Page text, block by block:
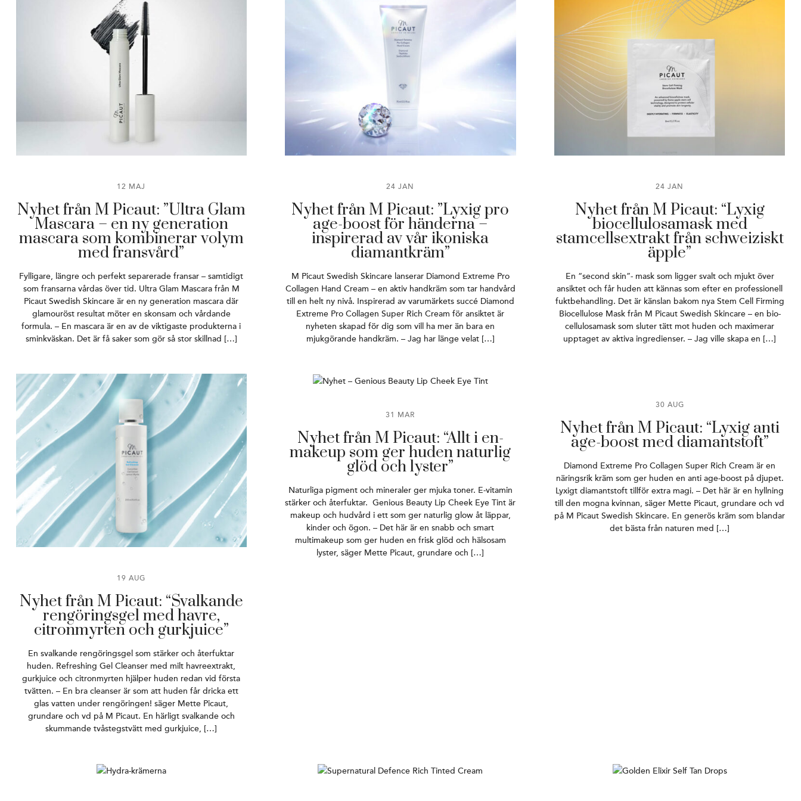
12 MAJ
Nyhet från M Picaut: ”Ultra Glam
Mascara – en ny generation
mascara som kombinerar volym
med fransvård”
Fylligare, längre och perfekt separerade fransar – samtidigt
som fransarna vårdas över tid. Ultra Glam Mascara från M
Picaut Swedish Skincare är en ny generation mascara där
glamouröst resultat möter en skonsam och vårdande
formula. – En mascara är en av de viktigaste produkterna i
sminkväskan. Det är få saker som gör så stor skillnad […]
24 JAN
Nyhet från M Picaut: ”Lyxig pro
age-boost för händerna –
inspirerad av vår ikoniska
diamantkräm”
M Picaut Swedish Skincare lanserar Diamond Extreme Pro
Collagen Hand Cream – en aktiv handkräm som tar handvård
till en helt ny nivå. Inspirerad av varumärkets succé Diamond
Extreme Pro Collagen Super Rich Cream för ansiktet är
nyheten skapad för dig som vill ha mer än bara en
mjukgörande handkräm. – Jag har länge velat […]
24 JAN
Nyhet från M Picaut: “Lyxig
biocellulosamask med
stamcellsextrakt från schweiziskt
äpple”
En “second skin”- mask som ligger svalt och mjukt över
ansiktet och får huden att kännas som efter en professionell
fuktbehandling. Det är känslan bakom nya Stem Cell Firming
Biocellulose Mask från M Picaut Swedish Skincare – en bio-
cellulosamask som sluter tätt mot huden och maximerar
upptaget av aktiva ingredienser. – Jag ville skapa en […]
19 AUG
Nyhet från M Picaut: “Svalkande
rengöringsgel med havre,
citronmyrten och gurkjuice”
En svalkande rengöringsgel som stärker och återfuktar
huden. Refreshing Gel Cleanser med milt havreextrakt,
gurkjuice och citronmyrten hjälper huden redan vid första
tvätten. – En bra cleanser är som att huden får dricka ett
glas vatten under rengöringen! säger Mette Picaut,
grundare och vd på M Picaut. En härligt svalkande och
skummande tvåstegstvätt med gurkjuice, […]
31 MAR
Nyhet från M Picaut: “Allt i en-
makeup som ger huden naturlig
glöd och lyster”
Naturliga pigment och mineraler ger mjuka toner. E-vitamin
stärker och återfuktar. Genious Beauty Lip Cheek Eye Tint är
makeup och hudvård i ett som ger naturlig glow åt läppar,
kinder och ögon. – Det här är en snabb och smart
multimakeup som ger huden en frisk glöd och hälsosam
lyster, säger Mette Picaut, grundare och […]
30 AUG
Nyhet från M Picaut: “Lyxig anti
age-boost med diamantstoft”
Diamond Extreme Pro Collagen Super Rich Cream är en
näringsrik kräm som ger huden en anti age-boost på djupet.
Lyxigt diamantstoft tillför extra magi. – Det här är en hyllning
till den mogna kvinnan, säger Mette Picaut, grundare och vd
på M Picaut Swedish Skincare. En generös kräm som blandar
det bästa från naturen med […]